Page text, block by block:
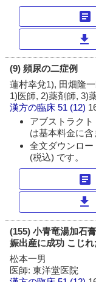
article
download
(9) 頻尿の二症例
蓮村幸兌1), 田畑隆
1)医師, 2)薬剤師, 3)
漢方の臨床 51 (12)
アブストラク
は基本料金に含
全文ダウンロ
(税込) です。
article
download
(155) 小青竜湯加石
娠出産に成功 こじ
松本一男
医師: 東洋堂医院